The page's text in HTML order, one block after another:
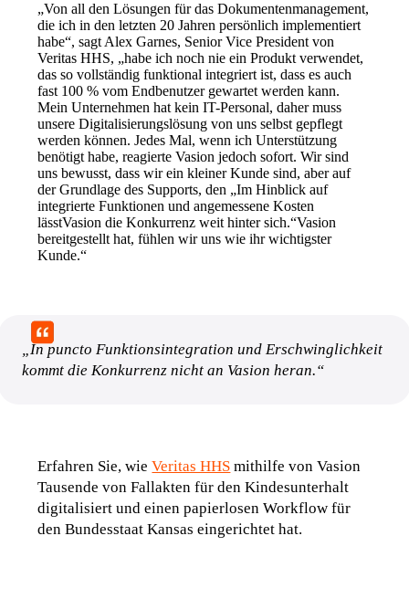
„Von all den Lösungen für das Dokumentenmanagement,
die ich in den letzten 20 Jahren persönlich implementiert
habe“, sagt Alex Garnes, Senior Vice President von
Veritas HHS, „habe ich noch nie ein Produkt verwendet,
das so vollständig funktional integriert ist, dass es auch
fast 100 % vom Endbenutzer gewartet werden kann.
Mein Unternehmen hat kein IT-Personal, daher muss
unsere Digitalisierungslösung von uns selbst gepflegt
werden können. Jedes Mal, wenn ich Unterstützung
benötigt habe, reagierte Vasion jedoch sofort. Wir sind
uns bewusst, dass wir ein kleiner Kunde sind, aber auf
der Grundlage des Supports, den „Im Hinblick auf
integrierte Funktionen und angemessene Kosten
lässtVasion die Konkurrenz weit hinter sich.“Vasion
bereitgestellt hat, fühlen wir uns wie ihr wichtigster
Kunde.“
„In puncto Funktionsintegration und Erschwinglichkeit
kommt die Konkurrenz nicht an Vasion heran.“
Erfahren Sie, wie Veritas HHS mithilfe von Vasion
Tausende von Fallakten für den Kindesunterhalt
digitalisiert und einen papierlosen Workflow für
den Bundesstaat Kansas eingerichtet hat.